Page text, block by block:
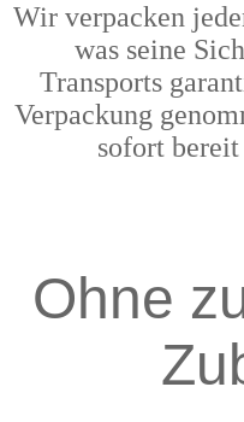
Wir verpacken
was seine
Transports
Verpackung
sofort
Ohne